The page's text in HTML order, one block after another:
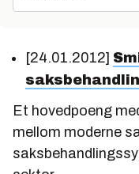
[24.01.2012]
Et hovedpoeng
mellom moderne